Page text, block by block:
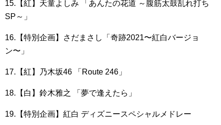
15.【紅】天童よしみ 「あんたの花道 ～腹筋太鼓乱れ打ち
SP～」
16.【特別企画】さだまさし「奇跡2021〜紅白バージョ
ン〜」
17.【紅】乃木坂46 「Route 246」
18.【白】鈴木雅之 「夢で逢えたら」
19.【特別企画】紅白 ディズニースペシャルメドレー